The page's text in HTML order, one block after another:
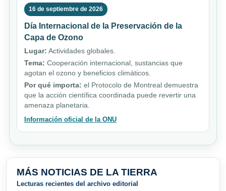
16 de septiembre de 2026
Día Internacional de la Preservación de la
Capa de Ozono
Lugar: Actividades globales.
Tema: Cooperación internacional, sustancias que
agotan el ozono y beneficios climáticos.
Por qué importa: el Protocolo de Montreal demuestra
que la acción científica coordinada puede revertir una
amenaza planetaria.
Información oficial de la ONU
MÁS NOTICIAS DE LA TIERRA
Lecturas recientes del archivo editorial